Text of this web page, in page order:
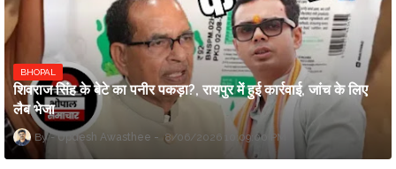
BHOPAL
शिवराज सिंह के बेटे का पनीर पकड़ा?, रायपुर में हुई कार्रवाई, जांच के लिए
लैब भेजा
Updesh Awasthee 8/06/2026 10:09:00 PM